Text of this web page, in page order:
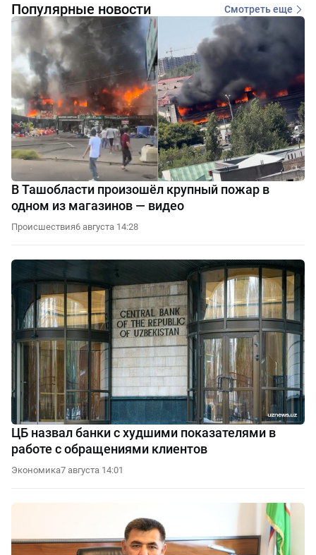
Популярные новости Смотреть еще
В Ташобласти произошёл крупный пожар в
одном из магазинов — видео
Происшествия6 августа 14:28
ЦБ назвал банки с худшими показателями в
работе с обращениями клиентов
Экономика7 августа 14:01